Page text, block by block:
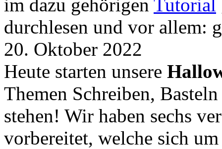
im dazu gehörigen Tutorial
durchlesen und vor allem:
20. Oktober 2022
Heute starten unsere
Themen Schreiben,
stehen! Wir haben sechs
vorbereitet, welche sich